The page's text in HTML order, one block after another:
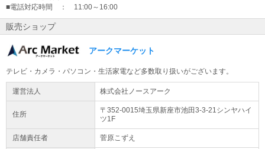
■電話対応時間 ： 11:00～16:00
販売ショップ
アークマーケット
テレビ・カメラ・パソコン・生活家電など多数取り扱いがございます。
運営法人 株式会社ノースアーク
住所 〒352-0015埼玉県新座市池田3-3-21 シンヤハイ
ツ1F
店舗責任者 菅原こずえ